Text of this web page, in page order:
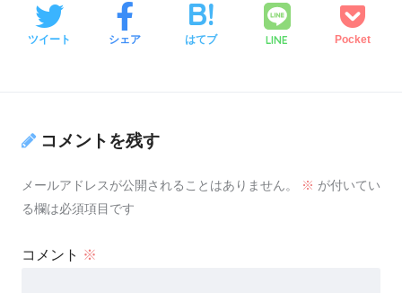
ツイート シェア はてブ LINE Pocket
コメントを残す
メールアドレスが公開されることはありません。 ※ が付いてい
る欄は必須項目です
コメント ※